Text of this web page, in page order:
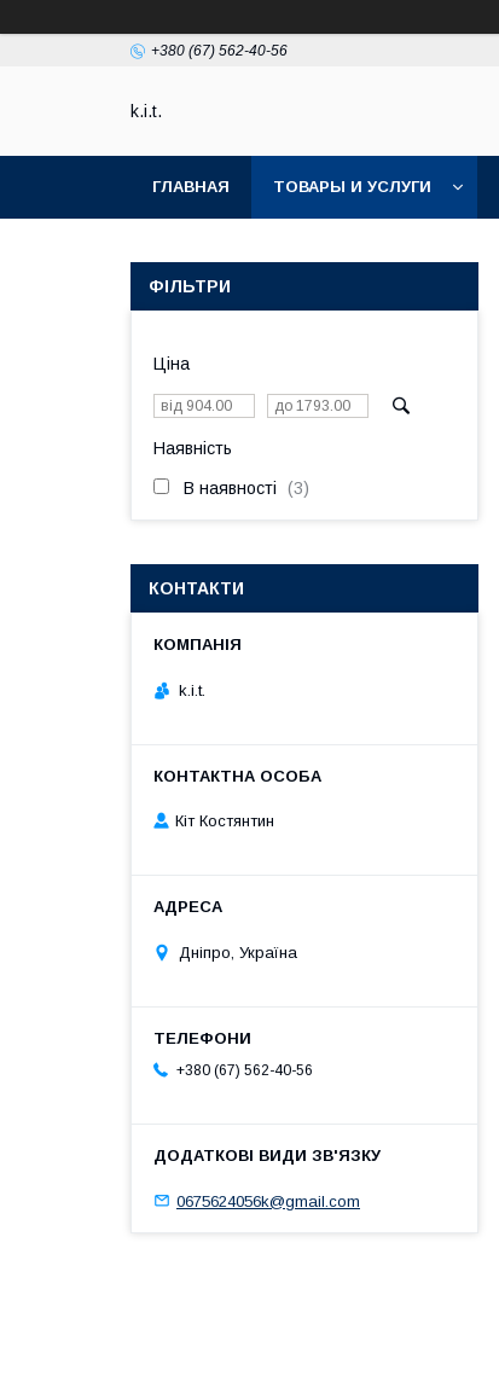
+380 (67) 562-40-56
k.i.t.
ГЛАВНАЯ ТОВАРЫ И УСЛУГИ
ФІЛЬТРИ
Ціна
Наявність
В наявності 3
КОНТАКТИ
k.i.t.
Кіт Костянтин
Дніпро, Україна
+380 (67) 562-40-56
0675624056k@gmail.com